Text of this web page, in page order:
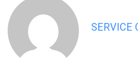
SERVICE